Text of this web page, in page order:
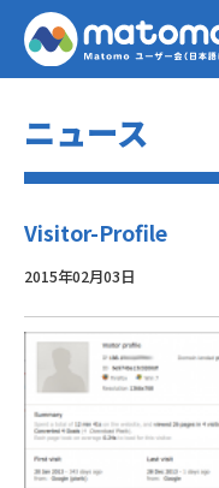
Home»
ニュース
Visitor-Profile
2015年02月03日